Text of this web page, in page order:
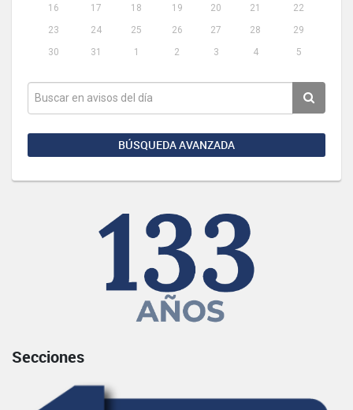
16
17 18 19 20 21
22
23
24 25 26 27 28
29
30
31 1 2 3 4 5
BÚSQUEDA AVANZADA
Secciones